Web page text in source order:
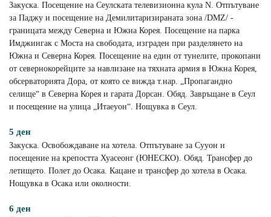
Закуска. Посещение на Сеулската телевизионна кула N. Отпътуване
за Паджу и посещение на Демилитаризираната зона /DMZ/ -
границата между Северна и Южна Корея. Посещение на парка
Имджингак с Моста на свободата, изграден при разделянето на
Южна и Северна Корея. Посещение на един от тунелите, прокопани
от севернокорейците за навлизане на тяхната армия в Южна Корея,
обсерваторията Дора, от която се вижда т.нар. „Пропагандно
селище“ в Северна Корея и гарата Дорсан. Обяд. Завръщане в Сеул
и посещение на улица „Итаеуон“. Нощувка в Сеул.
5 ден
Закуска. Освобождаване на хотела. Отпътуване за Сууон и
посещение на крепостта Хуасеонг (ЮНЕСКО). Обяд. Трансфер до
летището. Полет до Осака. Кацане и трансфер до хотела в Осака.
Нощувка в Осака или околности.
6 ден